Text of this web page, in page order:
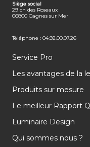
Siège social
29 ch des Roseaux
06800 Cagnes sur Mer
Téléphone : 04.92.00.07.26
Service Pro
Les avantages de la
Produits sur mesure
Le meilleur Rapport
Luminaire Design
Qui sommes nous ?